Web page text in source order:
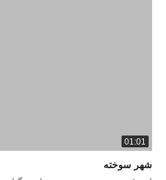
01:01
شهر سوخته